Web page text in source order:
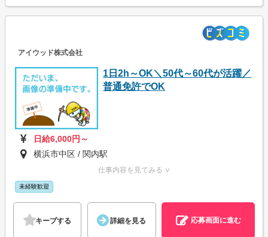
アイウッド株式会社
1日2h～OK＼50代～60代が活躍／
普通免許でOK
日給6,000円～
横浜市中区 / 関内駅
仕事内容を見てみる ∨
未経験歓迎
キープする 詳細を見る 応募画面に進む